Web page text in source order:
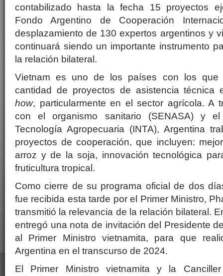
contabilizado hasta la fecha 15 proyectos
Fondo Argentino de Cooperación
desplazamiento de 130 expertos argentinos y
continuará siendo un importante instrumento
la relación bilateral.
Vietnam es uno de los países con los que
cantidad de proyectos de asistencia técnica
how, particularmente en el sector agrícola. A
con el organismo sanitario (SENASA) y
Tecnología Agropecuaria (INTA), Argentina
proyectos de cooperación, que incluyen:
arroz y de la soja, innovación tecnológica
fruticultura tropical.
Como cierre de su programa oficial de dos
fue recibida esta tarde por el Primer Ministro,
transmitió la relevancia de la relación bilateral.
entregó una nota de invitación del Presidente
al Primer Ministro vietnamita, para que
Argentina en el transcurso de 2024.
El Primer Ministro vietnamita y la Canciller